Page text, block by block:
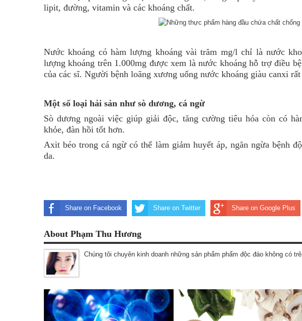
lipit, đường, vitamin và các khoáng chất.
Nước khoáng có hàm lượng khoáng vài trăm mg/l chỉ là nước
lượng khoáng trên 1.000mg được xem là nước khoáng hỗ trợ điều
của các sĩ. Người bệnh loãng xương uống nước khoáng giàu canxi
Một số loại hải sản như sò dương, cá ngừ
Sò dương ngoài việc giúp giải độc, tăng cường tiêu hóa còn có
khỏe, đàn hồi tốt hơn.
Axit béo trong cá ngừ có thể làm giảm huyết áp, ngăn ngừa bệnh
da.
Share on Facebook Share on Twitter Share on Google Plus
About Phạm Thu Hương
Chúng tôi chuyên kinh doanh những sản phẩm phẩm độc đáo không có